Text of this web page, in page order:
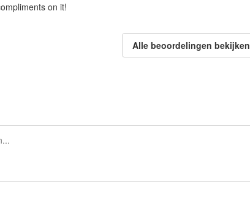
on it!
Alle beoordelingen bekijken